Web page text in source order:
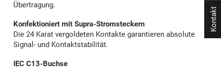
Übertragung.
Konfektioniert mit Supra-Stromsteckern
Die 24 Karat vergoldeten Kontakte garantieren absolute
Signal- und Kontaktstabilität.
IEC C13-Buchse
Kontakt